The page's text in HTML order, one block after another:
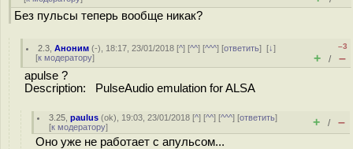
Без пульсы теперь вообще никак?
2.3 ,Аноним (-), 18:17, 23/01/2018 [^] [^^] [^^^] [ответить][↓]
[к модератору]
–3
+ / –
apulse ?
Description: PulseAudio emulation for ALSA
3.25 ,paulus (ok), 19:03, 23/01/2018 [^] [^^] [^^^] [ответить]
[к модератору] + / –
Оно уже не работает с апульсом...